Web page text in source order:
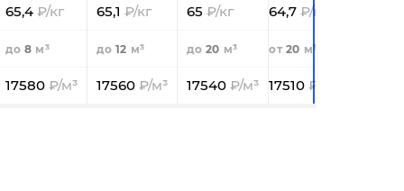
65,4 65,1 65 64,7
8 12 20 20
17580 17560 17540 17510